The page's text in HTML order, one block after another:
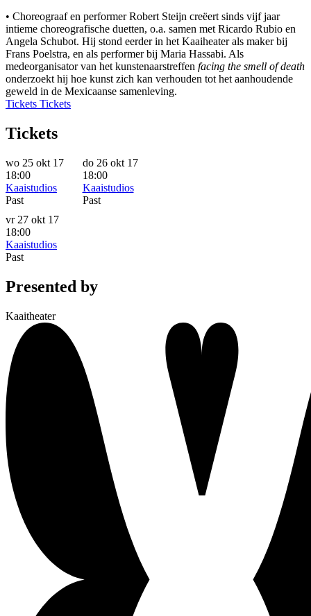
• Choreograaf en performer Robert Steijn creëert sinds vijf jaar
intieme choreografische duetten, o.a. samen met Ricardo Rubio en
Angela Schubot. Hij stond eerder in het Kaaiheater als maker bij
Frans Poelstra, en als performer bij Maria Hassabi. Als
medeorganisator van het kunstenaarstreffen facing the smell of death
onderzoekt hij hoe kunst zich kan verhouden tot het aanhoudende
geweld in de Mexicaanse samenleving.
Tickets Tickets
Tickets
wo 25 okt 17
18:00
Kaaistudios
Past
do 26 okt 17
18:00
Kaaistudios
Past
vr 27 okt 17
18:00
Kaaistudios
Past
Presented by
Kaaitheater